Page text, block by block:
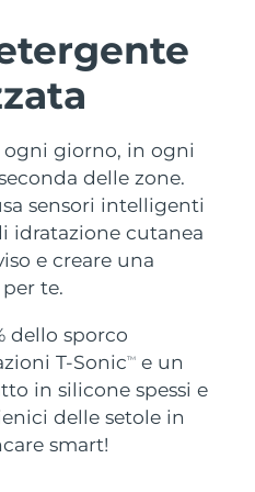
ogni giorno, in ogni
delle zone.
sensori intelligenti
idratazione cutanea
e creare una
te.
dello sporco
T-SonicTM
e un
in silicone spessi e
delle setole in
smart!
aging massage
toning
& lips
smoothing device
and red light therapy
Igiene orale
sonic toothbrush
sonic toothbrush
AGE FAQ™
Trattamenti LED
NEW
Consegna stimata
Consegna stimata
Consegna stimata8/14/26
Consegna stimata
Consegna stimata8/8/26
Consegna stimata 8/12/26